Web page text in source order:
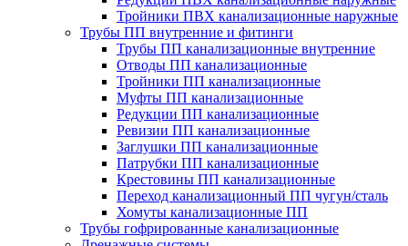
Тройники ПВХ канализационные наружные
Трубы ПП внутренние и фитинги
Трубы ПП канализационные внутренние
Отводы ПП канализационные
Тройники ПП канализационные
Муфты ПП канализационные
Редукции ПП канализационные
Ревизии ПП канализационные
Заглушки ПП канализационные
Патрубки ПП канализационные
Крестовины ПП канализационные
Переход канализационный ПП чугун/сталь
Хомуты канализационные ПП
Трубы гофрированные канализационные